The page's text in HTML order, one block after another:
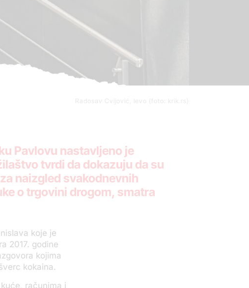
Radosav Cvijović, levo (foto: krik.rs)
Pavlovu nastavljeno je
tvrdi da dokazuju da su
naizgled svakodnevnih
o trgovini drogom, smatra
koje je
2017. godine
kojima
kokaina.
računima i